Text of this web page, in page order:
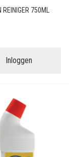
750ML
Inloggen